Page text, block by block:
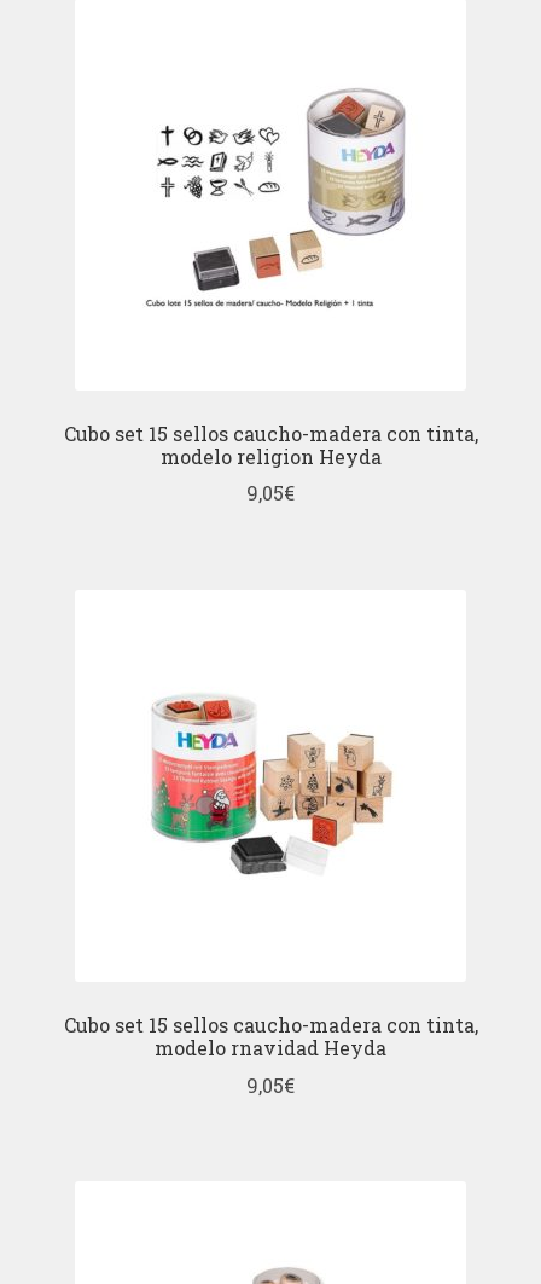
Cubo set 15 sellos caucho-madera con tinta,
modelo religion Heyda
9,05€
Cubo set 15 sellos caucho-madera con tinta,
modelo rnavidad Heyda
9,05€